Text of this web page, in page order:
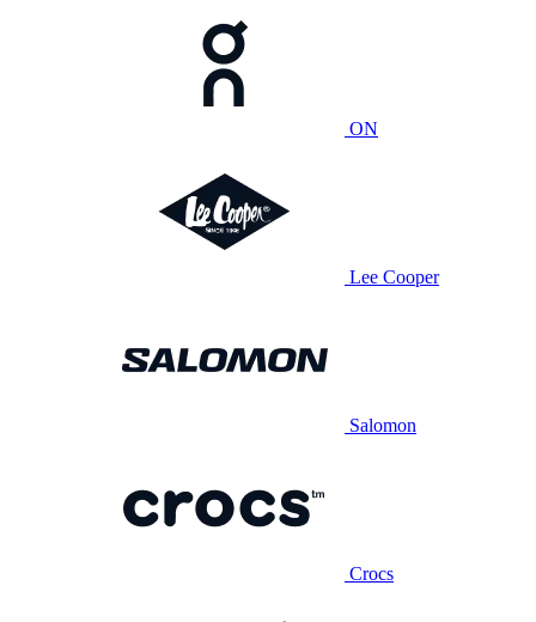
ON
Lee Cooper
Salomon
Crocs